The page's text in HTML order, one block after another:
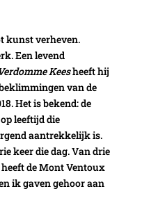
kunst verheven.
Een levend
Keesheeft hij
van de
Het is bekend: de
leeftijd die
aantrekkelijk is.
keer die dag. Van drie
de Mont Ventoux
ik gaven gehoor aan